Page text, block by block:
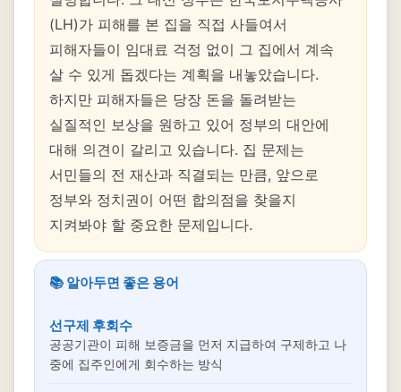
(LH)가 피해를 본 집을 직접 사들여서
피해자들이 임대료 걱정 없이 그 집에서 계속
살 수 있게 돕겠다는 계획을 내놓았습니다.
하지만 피해자들은 당장 돈을 돌려받는
실질적인 보상을 원하고 있어 정부의 대안에
대해 의견이 갈리고 있습니다. 집 문제는
서민들의 전 재산과 직결되는 만큼, 앞으로
정부와 정치권이 어떤 합의점을 찾을지
지켜봐야 할 중요한 문제입니다.
📚 알아두면 좋은 용어
선구제 후회수
공공기관이 피해 보증금을 먼저 지급하여 구제하고 나
중에 집주인에게 회수하는 방식